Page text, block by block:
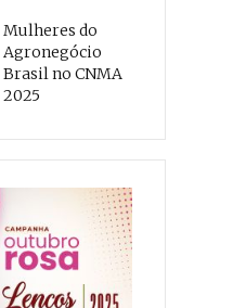
Mulheres do
Agronegócio
Brasil no CNMA
2025